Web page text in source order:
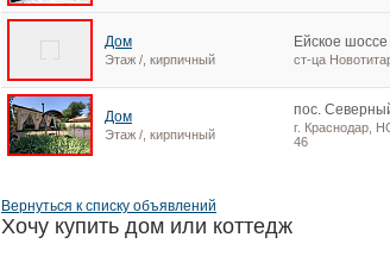
Дом
Этаж /, кирпичный
Ейское шоссе
ст-ца
Дом
Этаж /, кирпичный
пос.
г. Краснодар,
46
Вернуться к списку объявлений
Хочу купить дом или коттедж